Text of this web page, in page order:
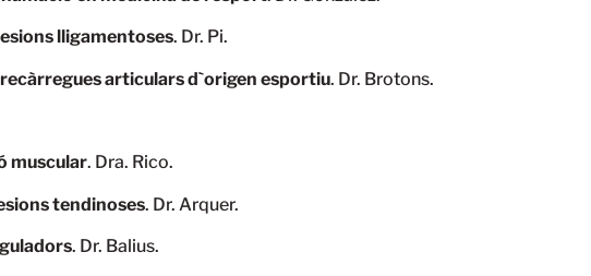
lligamentoses. Dr. Pi.
articulars d`origen esportiu. Dr. Brotons.
muscular. Dra. Rico.
tendinoses. Dr. Arquer.
. Dr. Balius.